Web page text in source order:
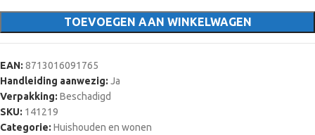
roestvrijstaal afgewerkt en beschikt over een Strix controller.
Hierdoor is de waterkoker 360⁰ te draaien en op alle mogelijke
linkshandigen. Daarnaast heeft de waterkoker ook een water
window met cup indicatie. Zo zie je de handige aanduiding
voor 1,2,3 of 4 kopjes thee. Hierdoor kun je niet alleen energie
zuinig water koken, maar zo verspil je ook minder water
TOEVOEGEN AAN WINKELWAGEN
EAN: 8713016091765
Handleiding aanwezig: Ja
Verpakking: Beschadigd
SKU: 141219
Categorie: Huishouden en wonen